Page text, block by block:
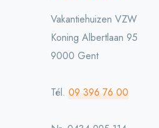
Vakantiehuizen VZW
Koning Albertlaan 95
9000 Gent
Tél. 09 396 76 00